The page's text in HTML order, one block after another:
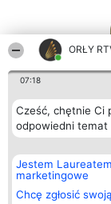
ORŁY
07:18
Cześć, chętnie Ci
odpowiedni temat
Jestem
marketingowe
Chcę zgłosić
Organizator
Bright Side Solutions sp.
o. sp. k.
ul. Ruska 22
Wrocław 50-079